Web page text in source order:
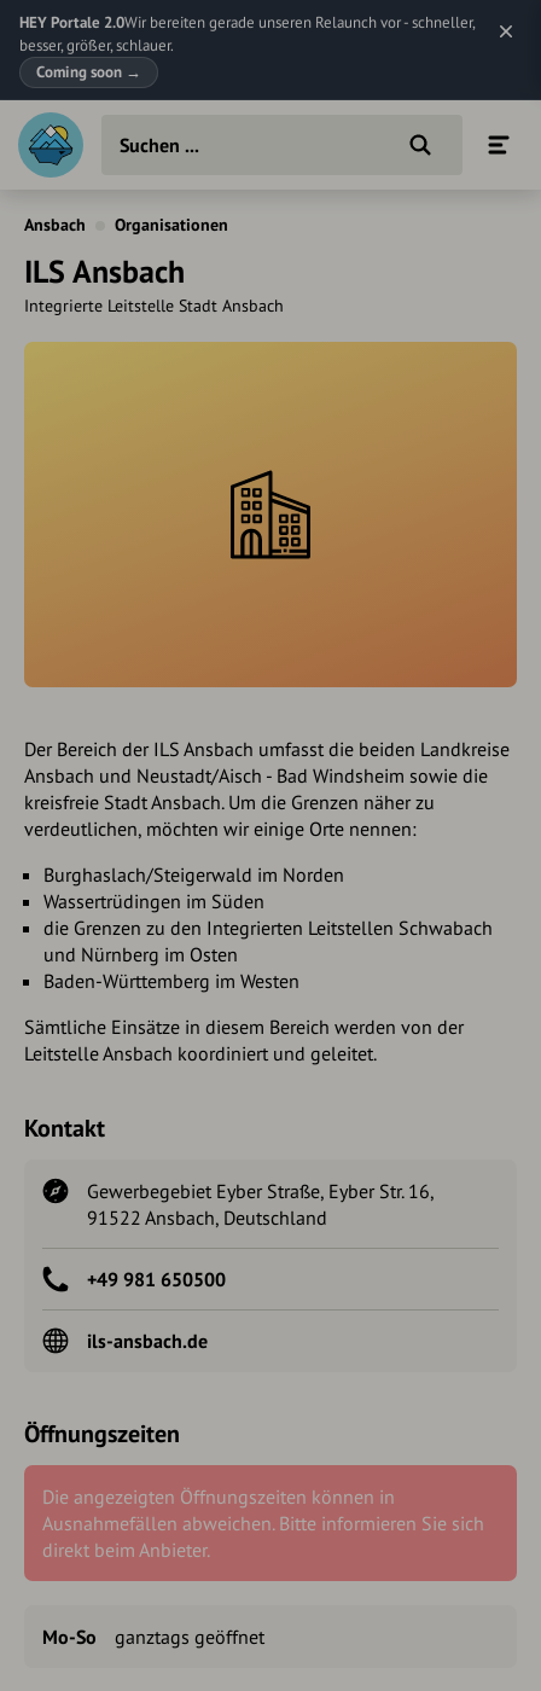
HEY Portale 2.0Wir bereiten gerade unseren Relaunch vor - schneller,
besser, größer, schlauer.
Coming soon →
Ansbach Organisationen
ILS Ansbach
Integrierte Leitstelle Stadt Ansbach
Der Bereich der ILS Ansbach umfasst die beiden Landkreise
Ansbach und Neustadt/Aisch - Bad Windsheim sowie die
kreisfreie Stadt Ansbach. Um die Grenzen näher zu
verdeutlichen, möchten wir einige Orte nennen:
Burghaslach/Steigerwald im Norden
Wassertrüdingen im Süden
die Grenzen zu den Integrierten Leitstellen Schwabach
und Nürnberg im Osten
Baden-Württemberg im Westen
Sämtliche Einsätze in diesem Bereich werden von der
Leitstelle Ansbach koordiniert und geleitet.
Kontakt
Gewerbegebiet Eyber Straße, Eyber Str. 16,
91522 Ansbach, Deutschland
+49 981 650500
ils-ansbach.de
Öffnungszeiten
Die angezeigten Öffnungszeiten können in
Ausnahmefällen abweichen. Bitte informieren Sie sich
direkt beim Anbieter.
Mo-So ganztags geöffnet